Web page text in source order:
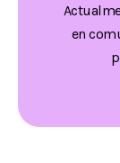
en